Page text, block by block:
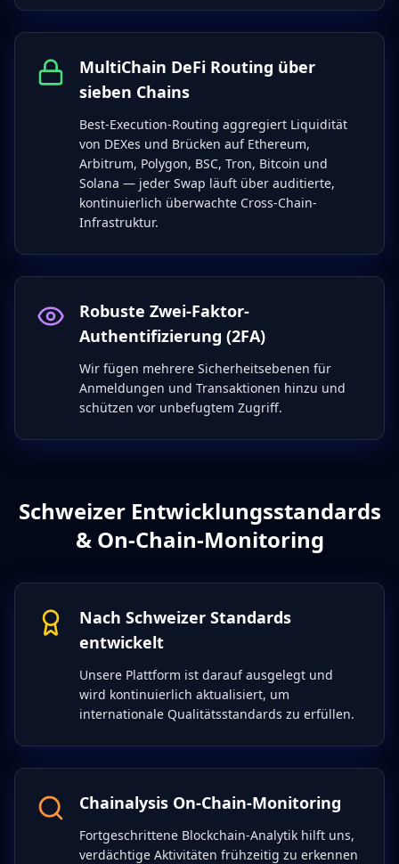
MultiChain DeFi Routing über
sieben Chains
Best-Execution-Routing aggregiert Liquidität
von DEXes und Brücken auf Ethereum,
Arbitrum, Polygon, BSC, Tron, Bitcoin und
Solana — jeder Swap läuft über auditierte,
kontinuierlich überwachte Cross-Chain-
Infrastruktur.
Robuste Zwei-Faktor-
Authentifizierung (2FA)
Wir fügen mehrere Sicherheitsebenen für
Anmeldungen und Transaktionen hinzu und
schützen vor unbefugtem Zugriff.
Schweizer Entwicklungsstandards
& On-Chain-Monitoring
Nach Schweizer Standards
entwickelt
Unsere Plattform ist darauf ausgelegt und
wird kontinuierlich aktualisiert, um
internationale Qualitätsstandards zu erfüllen.
Chainalysis On-Chain-Monitoring
Fortgeschrittene Blockchain-Analytik hilft uns,
verdächtige Aktivitäten frühzeitig zu erkennen